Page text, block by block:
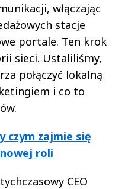
włączając
stacje
portale. Ten krok
sieci. Ustaliliśmy,
połączyć lokalną
i co to
czym zajmie się
roli
CEO